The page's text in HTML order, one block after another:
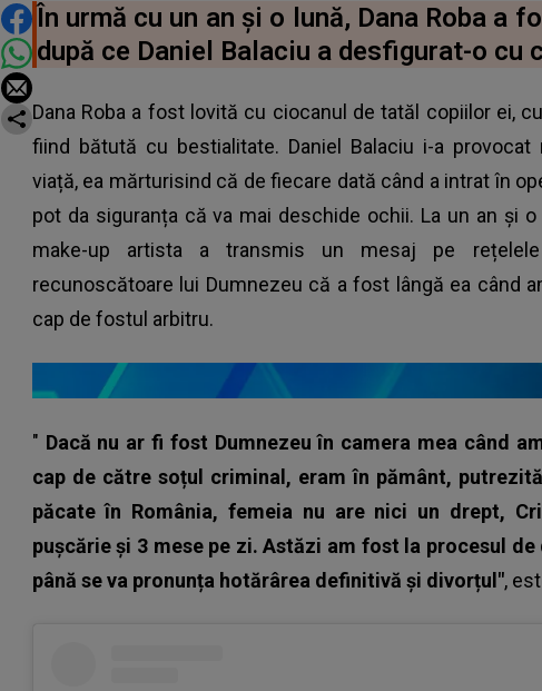
DISTRIBUIE ARTICOLUL
În urmă cu un an și o lună, Dana Roba a
după ce Daniel Balaciu a desfigurat-o cu
Dana Roba a fost lovită cu ciocanul de tatăl copiilor ei,
fiind bătută cu bestialitate. Daniel Balaciu i-a provocat
viață, ea mărturisind că de fiecare dată când a intrat în
pot da siguranța că va mai deschide ochii. La un an și
make-up artista a transmis un mesaj pe
recunoscătoare lui Dumnezeu că a fost lângă ea când
cap de fostul arbitru.
" Dacă nu ar fi fost Dumnezeu în camera mea când
cap de către soțul criminal, eram în pământ,
păcate în România, femeia nu are nici un drept,
pușcărie și 3 mese pe zi. Astăzi am fost la procesul
până se va pronunța hotărârea definitivă și divorțul",